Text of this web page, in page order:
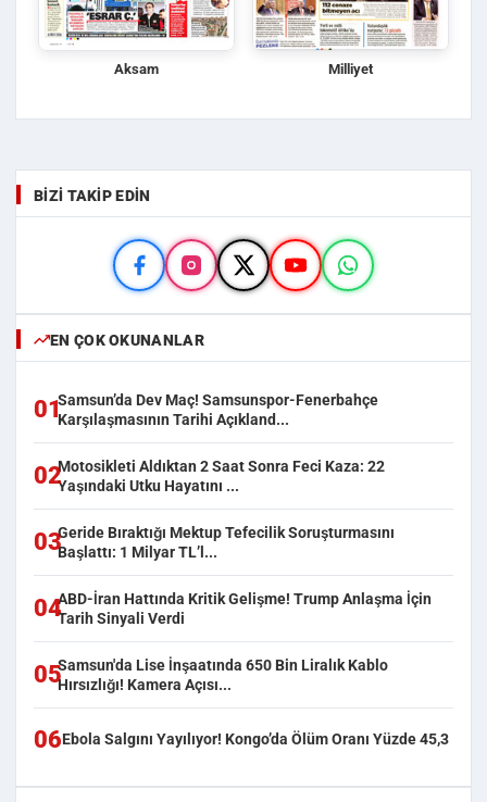
Aksam Milliyet
BIZI TAKIP EDIN
EN ÇOK OKUNANLAR
01Samsun’da Dev Maç! Samsunspor-Fenerbahçe
Karşılaşmasının Tarihi Açıkland...
02Motosikleti Aldıktan 2 Saat Sonra Feci Kaza: 22
Yaşındaki Utku Hayatını ...
03Geride Bıraktığı Mektup Tefecilik Soruşturmasını
Başlattı: 1 Milyar TL’l...
04ABD-İran Hattında Kritik Gelişme! Trump Anlaşma İçin
Tarih Sinyali Verdi
05Samsun'da Lise İnşaatında 650 Bin Liralık Kablo
Hırsızlığı! Kamera Açısı...
06Ebola Salgını Yayılıyor! Kongo’da Ölüm Oranı Yüzde 45,3